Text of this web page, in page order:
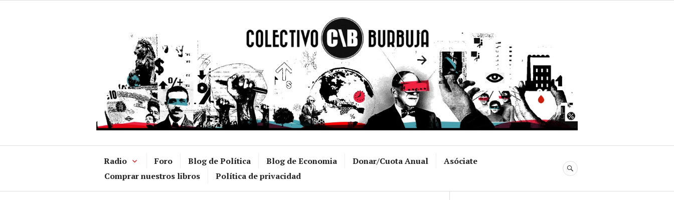
Radio Foro Blog de Política Blog de Economia Donar/Cuota Anual
Asóciate
Comprar nuestros libros
Política de privacidad
BUSCAR